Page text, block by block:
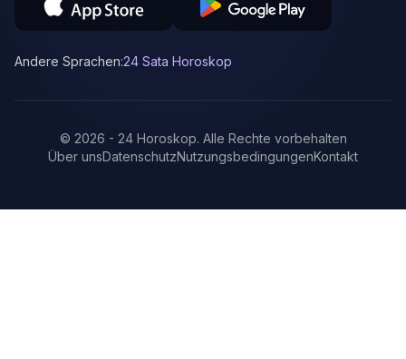
Andere Sprachen:24 Sata Horoskop
© 2026 - 24 Horoskop. Alle Rechte vorbehalten
Über unsDatenschutzNutzungsbedingungenKontakt